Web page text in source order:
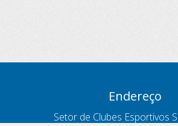
Endereço
Setor de Clubes Esportivos